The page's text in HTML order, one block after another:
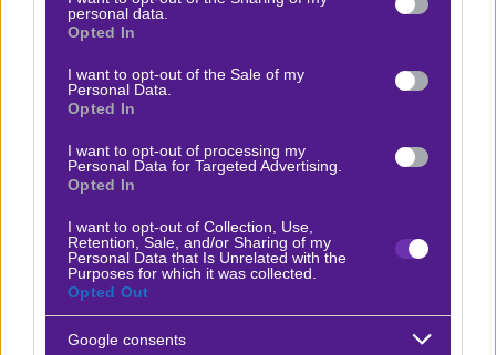
grant or deny consent to Google and its third-party tags to
use your data for below specified purposes in below Google
consent section.
personal data.
Opted In
I want to opt-out of the Sale of my
Personal Data.
Opted In
I want to opt-out of processing my
Personal Data for Targeted Advertising.
Opted In
I want to opt-out of Collection, Use,
Retention, Sale, and/or Sharing of my
Personal Data that Is Unrelated with the
Purposes for which it was collected.
Opted Out
Google consents
την επιστροφή του από την διακοπή. Η ομάδα
κατακτώντας τη δεύτερη θέση στο πρωτάθλημα. Η
επίθεση της ομάδας, με πρωταγωνιστές τους
Φάσναχτ και Μπεντιά, έχει αποδειχθεί ιδιαίτερα
αποτελεσματική, καθώς οι δύο παίκτες έχουν
συμβάλει σημαντικά στο σκοράρισμα. Ωστόσο, η
ευρωπαϊκή πορεία της Γιουνγκ Μπόις δεν ήταν
εξίσου επιτυχημένη.
Αγωνιστικά Νέα